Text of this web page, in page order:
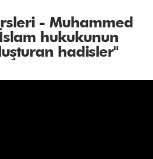
- Muhammed
hukukunun
hadisler"